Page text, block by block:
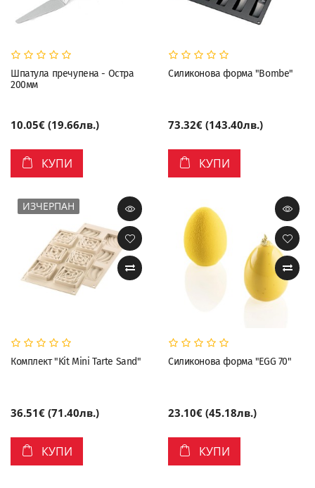
Шпатула пречупена - Остра
200мм
10.05€ (19.66лв.)
КУПИ
Силиконова форма "Bombe"
73.32€ (143.40лв.)
КУПИ
ИЗЧЕРПАН
Комплект "Kit Mini Tarte Sand"
36.51€ (71.40лв.)
КУПИ
Силиконова форма "EGG 70"
23.10€ (45.18лв.)
КУПИ